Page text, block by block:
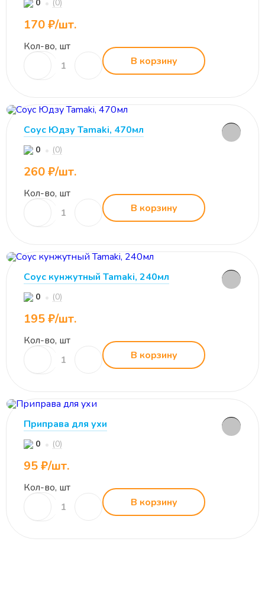
0 (0)
170 ₽/шт.
Кол-во, шт
В корзину
Соус Юдзу Tamaki, 470мл
0 (0)
260 ₽/шт.
Кол-во, шт
В корзину
Соус кунжутный Tamaki, 240мл
0 (0)
195 ₽/шт.
Кол-во, шт
В корзину
Приправа для ухи
0 (0)
95 ₽/шт.
Кол-во, шт
В корзину